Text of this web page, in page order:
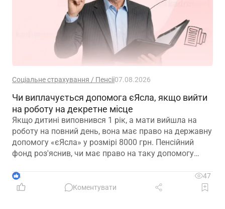
Соціальне страхування / Пенсії07.08.2026
Чи виплачується допомога єЯсла, якщо вийти
на роботу на декретне місце
Якщо дитині виповнився 1 рік, а мати вийшла на
роботу на повний день, вона має право на державну
допомогу «єЯсла» у розмірі 8000 грн. Пенсійний
фонд роз'яснив, чи має право на таку допомогу
4
47
Коментувати